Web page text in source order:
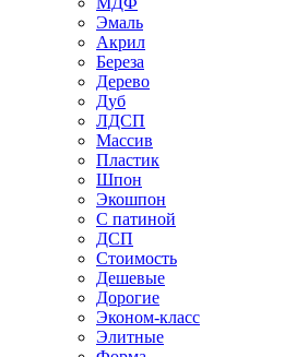
Эмаль
Акрил
Береза
Дерево
Дуб
ЛДСП
Массив
Пластик
Шпон
Экошпон
С патиной
ДСП
Стоимость
Дешевые
Дорогие
Эконом-класс
Элитные